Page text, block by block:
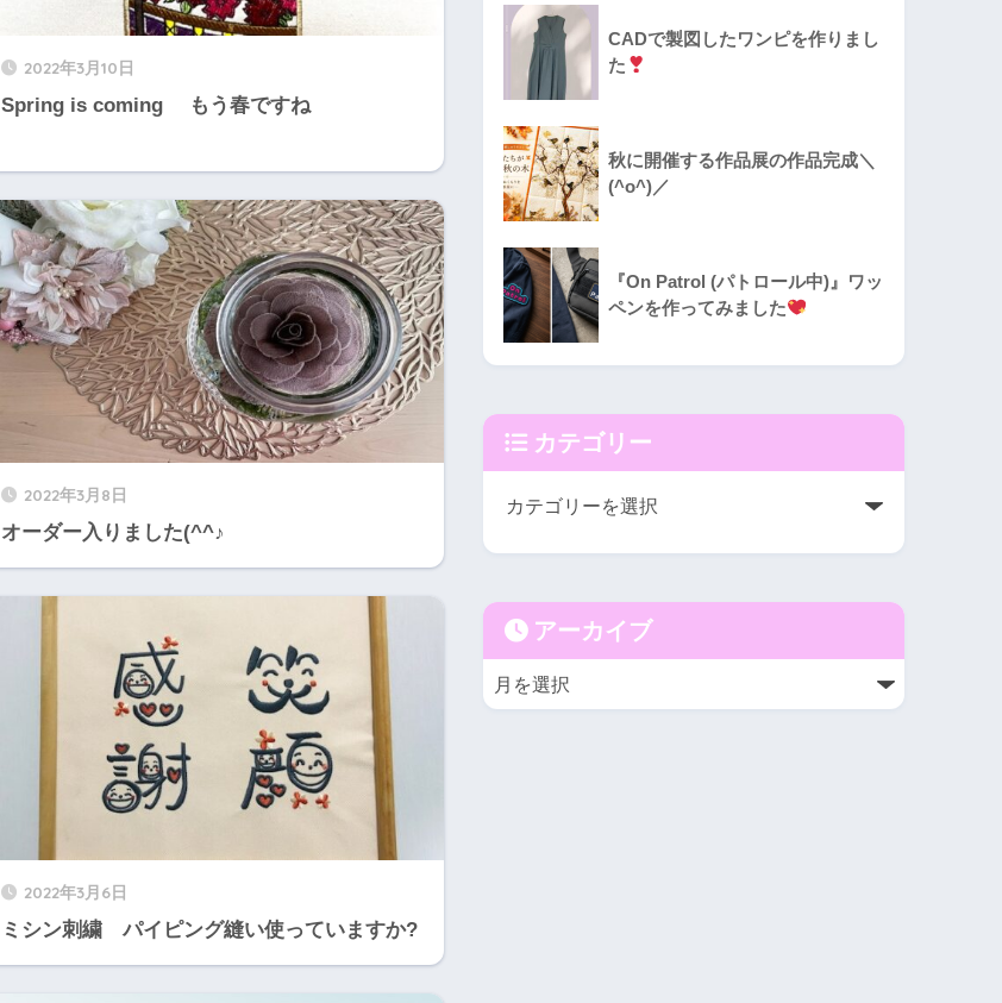
2022年3月10日
Spring is coming もう春ですね
2022年3月8日
オーダー入りました(^^♪
2022年3月6日
ミシン刺繍 パイピング縫い使っていますか?
CADで製図したワンピを作りまし
た
秋に開催する作品展の作品完成＼
(^o^)／
『On Patrol (パトロール中)』ワッ
ペンを作ってみました
カテゴリー
アーカイブ